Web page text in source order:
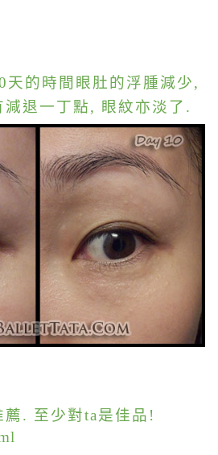
天的時間眼肚的浮腫減少,
減退一丁點, 眼紋亦淡了.
薦. 至少對ta是佳品!